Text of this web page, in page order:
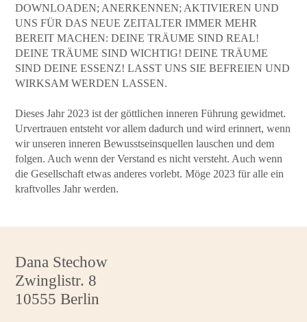
DOWNLOADEN; ANERKENNEN; AKTIVIEREN UND
UNS FÜR DAS NEUE ZEITALTER IMMER MEHR
BEREIT MACHEN: DEINE TRÄUME SIND REAL!
DEINE TRÄUME SIND WICHTIG! DEINE TRÄUME
SIND DEINE ESSENZ! LASST UNS SIE BEFREIEN UND
WIRKSAM WERDEN LASSEN.
Dieses Jahr 2023 ist der göttlichen inneren Führung gewidmet.
Urvertrauen entsteht vor allem dadurch und wird erinnert, wenn
wir unseren inneren Bewusstseinsquellen lauschen und dem
folgen. Auch wenn der Verstand es nicht versteht. Auch wenn
die Gesellschaft etwas anderes vorlebt. Möge 2023 für alle ein
kraftvolles Jahr werden.
Dana Stechow
Zwinglistr. 8
10555 Berlin